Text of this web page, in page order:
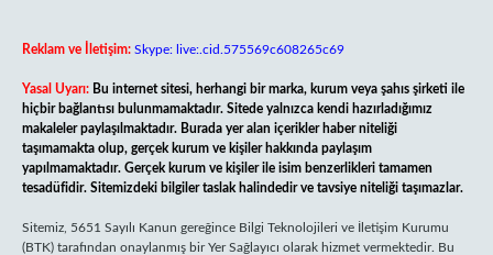
Reklam ve İletişim: Skype: live:.cid.575569c608265c69
Yasal Uyarı: Bu internet sitesi, herhangi bir marka, kurum veya şahıs şirketi ile
hiçbir bağlantısı bulunmamaktadır. Sitede yalnızca kendi hazırladığımız
makaleler paylaşılmaktadır. Burada yer alan içerikler haber niteliği
taşımamakta olup, gerçek kurum ve kişiler hakkında paylaşım
yapılmamaktadır. Gerçek kurum ve kişiler ile isim benzerlikleri tamamen
tesadüfidir. Sitemizdeki bilgiler taslak halindedir ve tavsiye niteliği taşımazlar.
Sitemiz, 5651 Sayılı Kanun gereğince Bilgi Teknolojileri ve İletişim Kurumu
(BTK) tarafından onaylanmış bir Yer Sağlayıcı olarak hizmet vermektedir. Bu